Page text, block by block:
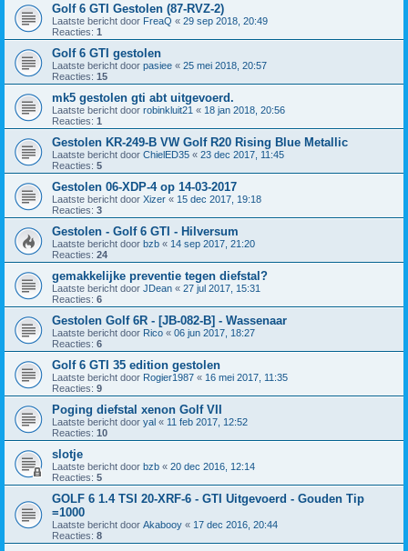
Golf 6 GTI Gestolen (87-RVZ-2)
Laatste bericht door FreaQ « 29 sep 2018, 20:49
Reacties: 1
Golf 6 GTI gestolen
Laatste bericht door pasiee « 25 mei 2018, 20:57
Reacties: 15
mk5 gestolen gti abt uitgevoerd.
Laatste bericht door robinkluit21 « 18 jan 2018, 20:56
Reacties: 1
Gestolen KR-249-B VW Golf R20 Rising Blue Metallic
Laatste bericht door ChielED35 « 23 dec 2017, 11:45
Reacties: 5
Gestolen 06-XDP-4 op 14-03-2017
Laatste bericht door Xizer « 15 dec 2017, 19:18
Reacties: 3
Gestolen - Golf 6 GTI - Hilversum
Laatste bericht door bzb « 14 sep 2017, 21:20
Reacties: 24
gemakkelijke preventie tegen diefstal?
Laatste bericht door JDean « 27 jul 2017, 15:31
Reacties: 6
Gestolen Golf 6R - [JB-082-B] - Wassenaar
Laatste bericht door Rico « 06 jun 2017, 18:27
Reacties: 6
Golf 6 GTI 35 edition gestolen
Laatste bericht door Rogier1987 « 16 mei 2017, 11:35
Reacties: 9
Poging diefstal xenon Golf VII
Laatste bericht door yal « 11 feb 2017, 12:52
Reacties: 10
slotje
Laatste bericht door bzb « 20 dec 2016, 12:14
Reacties: 5
GOLF 6 1.4 TSI 20-XRF-6 - GTI Uitgevoerd - Gouden Tip
=1000
Laatste bericht door Akabooy « 17 dec 2016, 20:44
Reacties: 8